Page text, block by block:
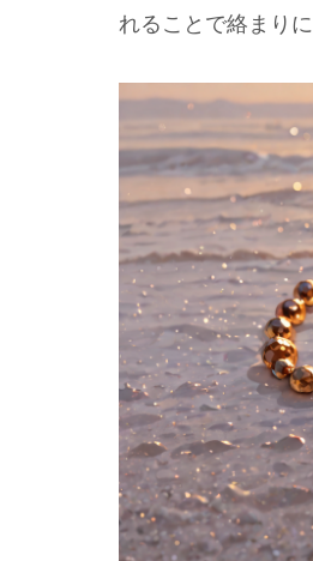
れることで絡まり